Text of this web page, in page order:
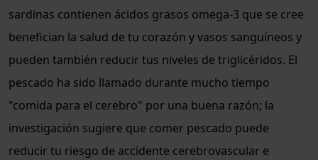
sardinas contienen ácidos grasos omega-3 que se cree
benefician la salud de tu corazón y vasos sanguíneos y
pueden también reducir tus niveles de triglicéridos. El
pescado ha sido llamado durante mucho tiempo
"comida para el cerebro" por una buena razón; la
investigación sugiere que comer pescado puede
reducir tu riesgo de accidente cerebrovascular e